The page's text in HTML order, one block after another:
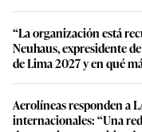
“La organización está
Neuhaus, expresidente
de Lima 2027 y en qué
Aerolíneas responden a
internacionales: “Una